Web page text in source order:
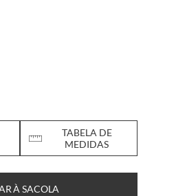
TABELA DE
MEDIDAS
À SACOLA